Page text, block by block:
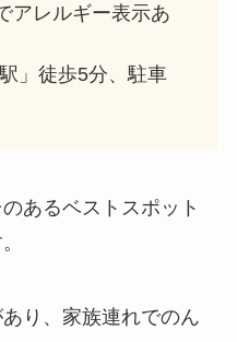
アレルギー表示あ
」徒歩5分、駐車
あるベストスポット
り、家族連れでのん